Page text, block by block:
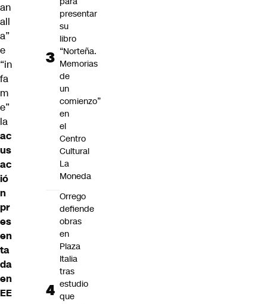
an
all
a”
e
“in
fa
m
e”
la
ac
us
ac
ió
n
pr
es
en
ta
da
en
EE
presentar
su
libro
“Norteña.
Memorias
de
un
comienzo”
en
el
Centro
Cultural
La
Moneda
Orrego
defiende
obras
en
Plaza
Italia
tras
estudio
que